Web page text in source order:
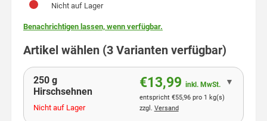
Nicht auf Lager
Benachrichtigen lassen, wenn verfügbar.
Artikel wählen (3 Varianten verfügbar)
250 g
Hirschsehnen
Nicht auf Lager
€13,99 inkl. MwSt.
entspricht €55,96 pro 1 kg(s)
zzgl. Versand
▼